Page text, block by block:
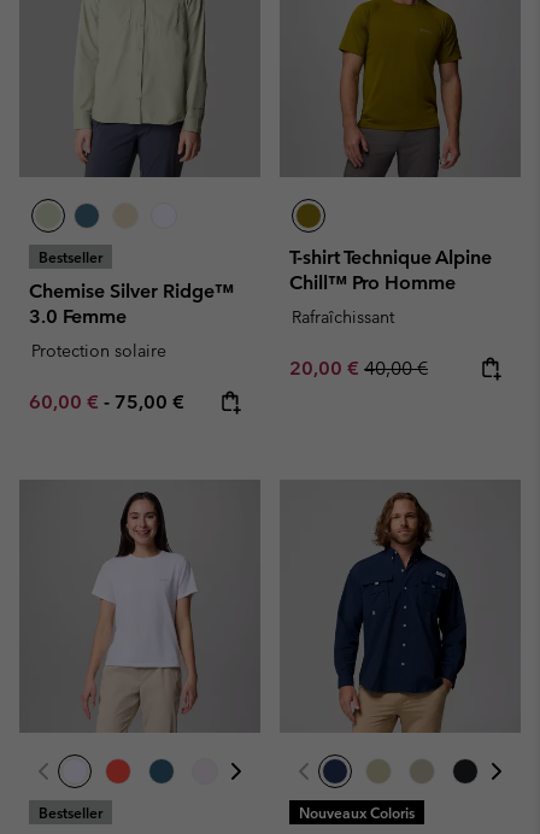
Bestseller
Chemise Silver Ridge™
3.0 Femme
Protection solaire
Minimum sale price:
60,00 € - Maximum price:
75,00 €
T-shirt Technique Alpine
Chill™ Pro Homme
Rafraîchissant
Sale price:
20,00 € Regular price:
40,00 €
Bestseller Nouveaux Coloris